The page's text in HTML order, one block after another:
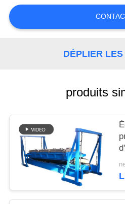
NOUS
CONTACTER
DEMANDEZ
DU
SITE
PRIVACY
POLICY
DÉPLIER
produits